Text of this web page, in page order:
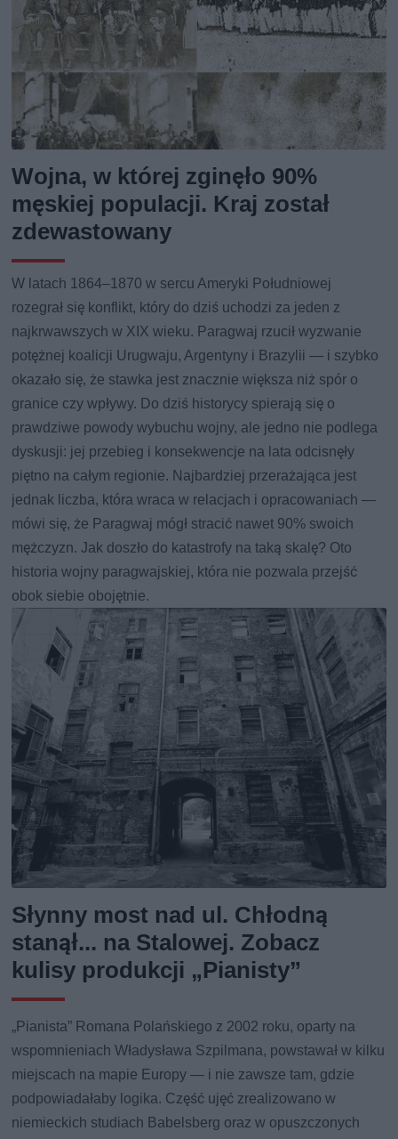
Wojna, w której zginęło 90%
męskiej populacji. Kraj został
zdewastowany
W latach 1864–1870 w sercu Ameryki Południowej
rozegrał się konflikt, który do dziś uchodzi za jeden z
najkrwawszych w XIX wieku. Paragwaj rzucił wyzwanie
potężnej koalicji Urugwaju, Argentyny i Brazylii — i szybko
okazało się, że stawka jest znacznie większa niż spór o
granice czy wpływy. Do dziś historycy spierają się o
prawdziwe powody wybuchu wojny, ale jedno nie podlega
dyskusji: jej przebieg i konsekwencje na lata odcisnęły
piętno na całym regionie. Najbardziej przerażająca jest
jednak liczba, która wraca w relacjach i opracowaniach —
mówi się, że Paragwaj mógł stracić nawet 90% swoich
mężczyzn. Jak doszło do katastrofy na taką skalę? Oto
historia wojny paragwajskiej, która nie pozwala przejść
obok siebie obojętnie.
Słynny most nad ul. Chłodną
stanął... na Stalowej. Zobacz
kulisy produkcji „Pianisty”
„Pianista” Romana Polańskiego z 2002 roku, oparty na
wspomnieniach Władysława Szpilmana, powstawał w kilku
miejscach na mapie Europy — i nie zawsze tam, gdzie
podpowiadałaby logika. Część ujęć zrealizowano w
niemieckich studiach Babelsberg oraz w opuszczonych